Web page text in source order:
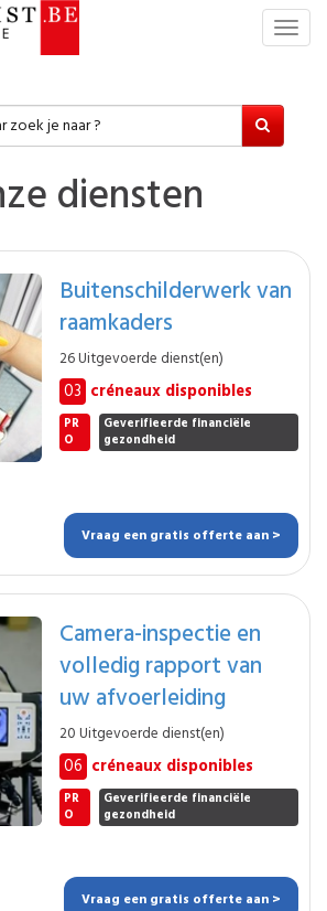
T
i
a
diensten
Buitenschilderwerk van
raamkaders
26 Uitgevoerde dienst(en)
03 créneaux disponibles
PR
O
Geverifieerde financiële
gezondheid
Vraag een gratis offerte aan >
Camera-inspectie en
volledig rapport van
uw afvoerleiding
20 Uitgevoerde dienst(en)
06 créneaux disponibles
PR
O
Geverifieerde financiële
gezondheid
Vraag een gratis offerte aan >